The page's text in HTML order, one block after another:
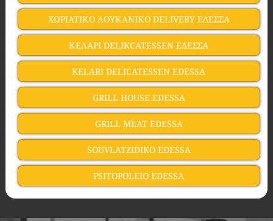
ΧΩΡΙΑΤΙΚΟ ΛΟΥΚΑΝΙΚΟ DELIVERY ΕΔΕΣΣΑ
ΚΕΛΑΡΙ DELIKCATESSEN ΕΔΕΣΣΑ
KELARI DELICATESSEN EDESSA
GRILL HOUSE EDESSA
GRILL MEAT EDESSA
SOUVLATZIDIKO EDESSA
PSITOPOLEIO EDESSA